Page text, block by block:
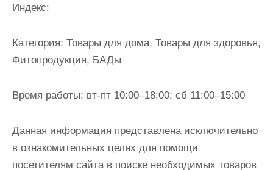
Индекс:
Категория: Товары для дома, Товары для здоровья,
Фитопродукция, БАДы
Время работы: вт-пт 10:00–18:00; сб 11:00–15:00
Данная информация представлена исключительно
в ознакомительных целях для помощи
посетителям сайта в поиске необходимых товаров